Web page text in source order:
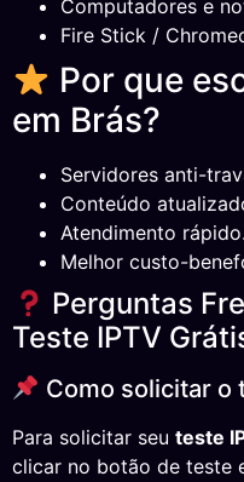
Computadores e
Fire Stick /
Por que
em Brás?
Servidores anti-
Conteúdo
Atendimento rápido.
Melhor custo-
Perguntas
Teste IPTV
Como solicitar o
Para solicitar seu teste
clicar no botão de teste